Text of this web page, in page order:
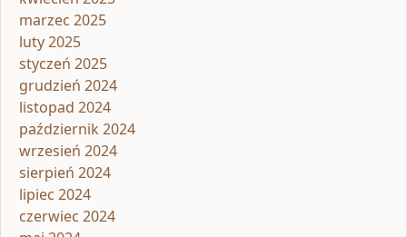
marzec 2025
luty 2025
styczeń 2025
grudzień 2024
listopad 2024
październik 2024
wrzesień 2024
sierpień 2024
lipiec 2024
czerwiec 2024